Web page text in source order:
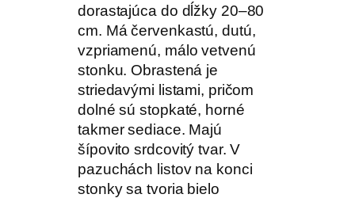
dorastajúca do dĺžky 20–80
cm. Má červenkastú, dutú,
vzpriamenú, málo vetvenú
stonku. Obrastená je
striedavými listami, pričom
dolné sú stopkaté, horné
takmer sediace. Majú
šípovito srdcovitý tvar. V
pazuchách listov na konci
stonky sa tvoria bielo